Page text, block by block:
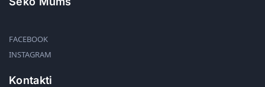
FACEBOOK
INSTAGRAM
Kontakti